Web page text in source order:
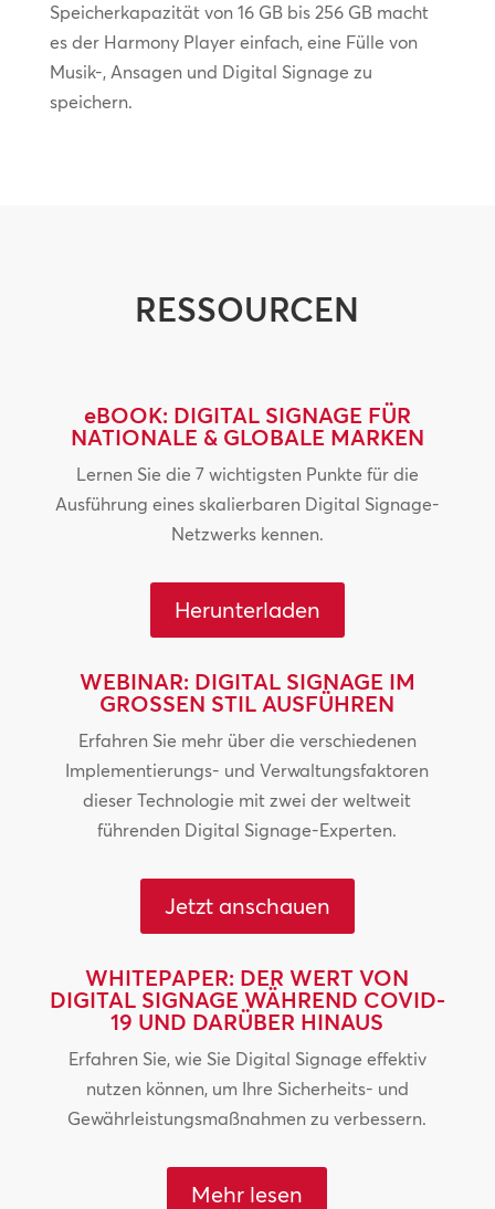
Speicherkapazität von 16 GB bis 256 GB macht
es der Harmony Player einfach, eine Fülle von
Musik-, Ansagen und Digital Signage zu
speichern.
RESSOURCEN
eBOOK: DIGITAL SIGNAGE FÜR
NATIONALE & GLOBALE MARKEN
Lernen Sie die 7 wichtigsten Punkte für die
Ausführung eines skalierbaren Digital Signage-
Netzwerks kennen.
Herunterladen
WEBINAR: DIGITAL SIGNAGE IM
GROSSEN STIL AUSFÜHREN
Erfahren Sie mehr über die verschiedenen
Implementierungs- und Verwaltungsfaktoren
dieser Technologie mit zwei der weltweit
führenden Digital Signage-Experten.
Jetzt anschauen
WHITEPAPER: DER WERT VON
DIGITAL SIGNAGE WÄHREND COVID-
19 UND DARÜBER HINAUS
Erfahren Sie, wie Sie Digital Signage effektiv
nutzen können, um Ihre Sicherheits- und
Gewährleistungsmaßnahmen zu verbessern.
Mehr lesen